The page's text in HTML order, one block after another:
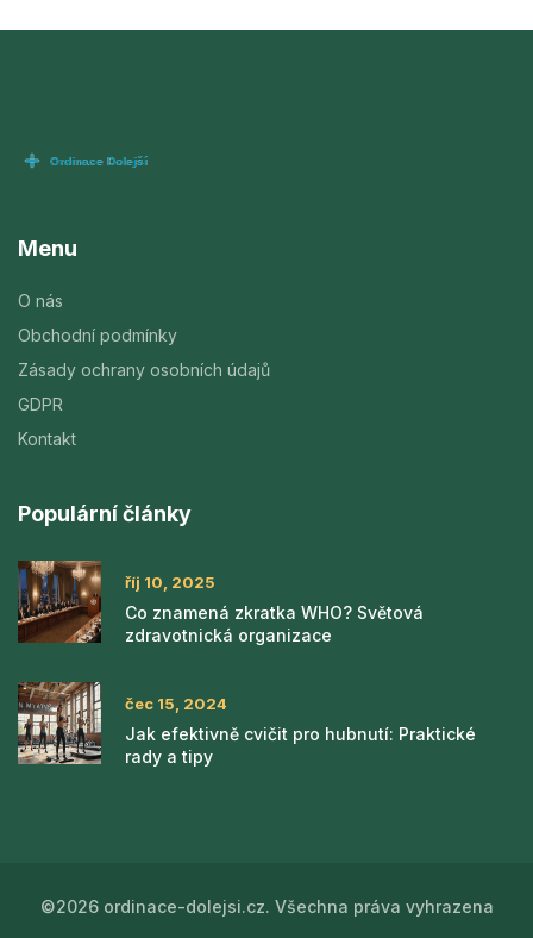
Menu
O nás
Obchodní podmínky
Zásady ochrany osobních údajů
GDPR
Kontakt
Populární články
říj 10, 2025
Co znamená zkratka WHO? Světová
zdravotnická organizace
čec 15, 2024
Jak efektivně cvičit pro hubnutí: Praktické
rady a tipy
©2026 ordinace-dolejsi.cz. Všechna práva vyhrazena